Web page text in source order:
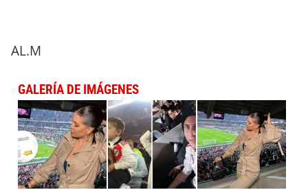
AL.M
GALERÍA DE IMÁGENES